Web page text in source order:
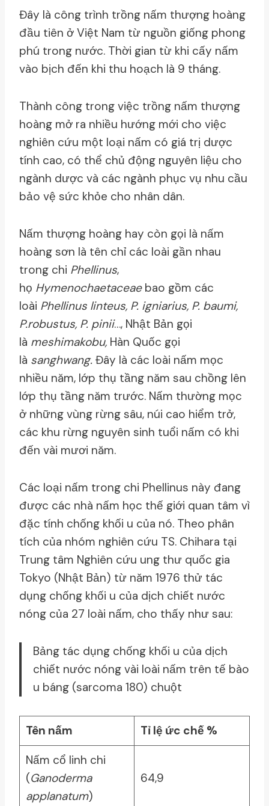
Đây là công trình trồng nấm thượng hoàng
đầu tiên ở Việt Nam từ nguồn giống phong
phú trong nước. Thời gian từ khi cấy nấm
vào bịch đến khi thu hoạch là 9 tháng.
Thành công trong việc trồng nấm thượng
hoàng mở ra nhiều hướng mới cho việc
nghiên cứu một loại nấm có giá trị dược
tính cao, có thể chủ động nguyên liệu cho
ngành dược và các ngành phục vụ nhu cầu
bảo vệ sức khỏe cho nhân dân.
Nấm thượng hoàng hay còn gọi là nấm
hoàng sơn là tên chỉ các loài gần nhau
trong chi Phellinus,
họ Hymenochaetaceae bao gồm các
loài Phellinus linteus, P. igniarius, P. baumi,
P.robustus, P. pinii…, Nhật Bản gọi
là meshimakobu, Hàn Quốc gọi
là sanghwang. Đây là các loài nấm mọc
nhiều năm, lớp thụ tầng năm sau chồng lên
lớp thụ tầng năm trước. Nấm thường mọc
ở những vùng rừng sâu, núi cao hiểm trở,
các khu rừng nguyên sinh tuổi nấm có khi
đến vài mươi năm.
Các loại nấm trong chi Phellinus này đang
được các nhà nấm học thế giới quan tâm vì
đặc tính chống khối u của nó. Theo phân
tích của nhóm nghiên cứu TS. Chihara tại
Trung tâm Nghiên cứu ung thư quốc gia
Tokyo (Nhật Bản) từ năm 1976 thử tác
dụng chống khối u của dịch chiết nước
nóng của 27 loài nấm, cho thấy như sau:
Bảng tác dụng chống khối u của dịch
chiết nước nóng vài loài nấm trên tế bào
u báng (sarcoma 180) chuột
Tên nấm
Tỉ lệ ức chế %
Nấm cổ linh chi
(Ganoderma
applanatum)
64,9